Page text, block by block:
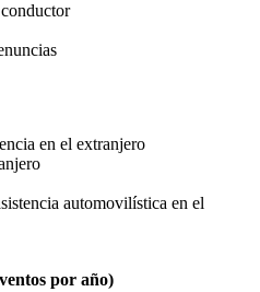
en el extranjero
automovilística en el
por año)